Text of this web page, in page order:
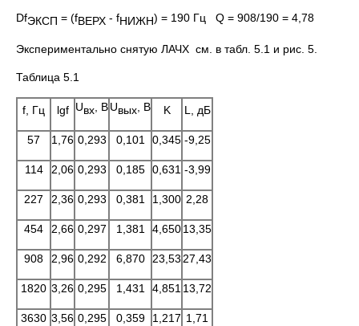
DfЭКСП = (fВЕРХ - fНИЖН) = 190 Гц Q = 908/190 = 4,78
Экспериментально снятую ЛАЧХ см. в табл. 5.1 и рис. 5.
Таблица 5.1
f, Гц lgf Uвх, ВUвых, В K L, дБ
57 1,76 0,293 0,101 0,345 -9,25
114 2,06 0,293 0,185 0,631 -3,99
227 2,36 0,293 0,381 1,300 2,28
454 2,66 0,297 1,381 4,65013,35
908 2,96 0,292 6,870 23,5327,43
1820 3,26 0,295 1,431 4,85113,72
3630 3,56 0,295 0,359 1,217 1,71